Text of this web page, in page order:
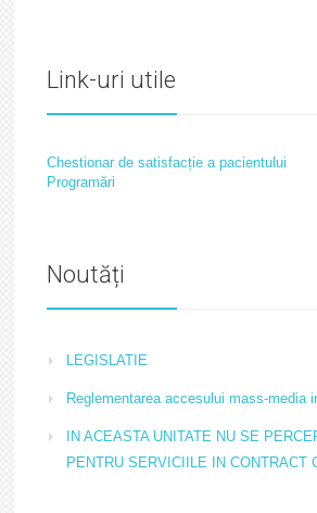
Link-uri utile
Chestionar de satisfacție a pacientului
Programări
Noutăți
LEGISLATIE
Reglementarea accesului mass-media
IN ACEASTA UNITATE NU SE
PENTRU SERVICIILE IN CONTRACT